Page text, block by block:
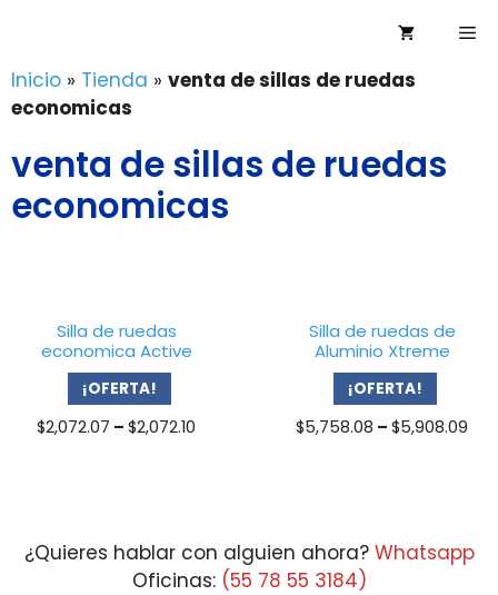
contenido
Inicio » Tienda » venta de sillas de ruedas
economicas
venta de sillas de ruedas
economicas
Silla de ruedas
economica Active
¡OFERTA!
$2,072.07 – $2,072.10
Silla de ruedas de
Aluminio Xtreme
¡OFERTA!
$5,758.08 – $5,908.09
¿Quieres hablar con alguien ahora? Whatsapp
Oficinas: (55 78 55 3184)